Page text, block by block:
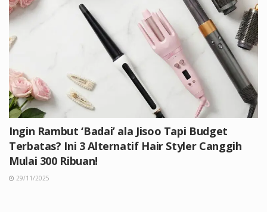
Ingin Rambut ‘Badai’ ala Jisoo Tapi Budget
Terbatas? Ini 3 Alternatif Hair Styler Canggih
Mulai 300 Ribuan!
29/11/2025